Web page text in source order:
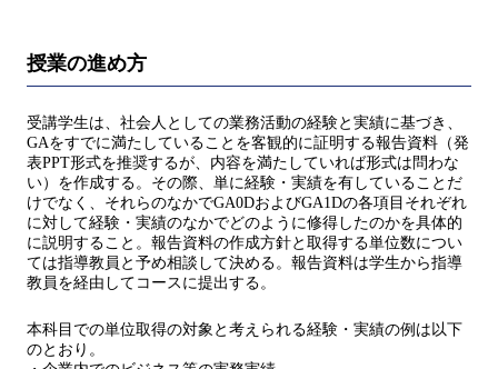
授業の進め方
受講学生は、社会人としての業務活動の経験と実績に基づき、
GAをすでに満たしていることを客観的に証明する報告資料（発
表PPT形式を推奨するが、内容を満たしていれば形式は問わな
い）を作成する。その際、単に経験・実績を有していることだ
けでなく、それらのなかでGA0DおよびGA1Dの各項目それぞれ
に対して経験・実績のなかでどのように修得したのかを具体的
に説明すること。報告資料の作成方針と取得する単位数につい
ては指導教員と予め相談して決める。報告資料は学生から指導
教員を経由してコースに提出する。
本科目での単位取得の対象と考えられる経験・実績の例は以下
のとおり。